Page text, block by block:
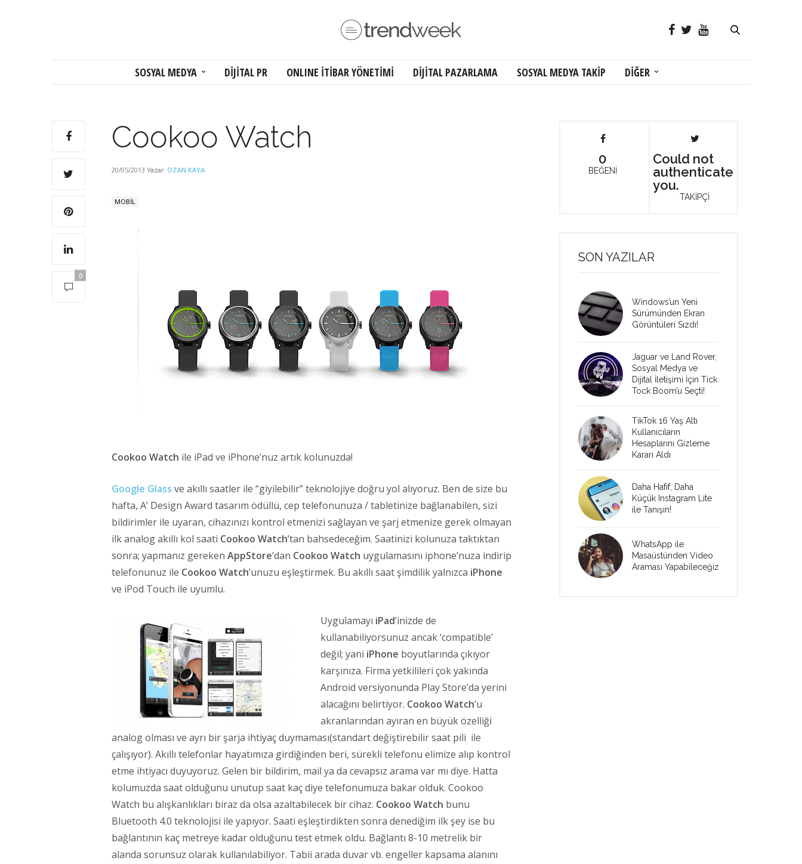
SOSYAL MEDYA DİJİTAL PR ONLINE İTİBAR YÖNETİMİ DİJİTAL PAZARLAMA SOSYAL MEDYA TAKİP DİĞER
0
Cookoo Watch
20/05/2013 Yazar: OZAN KAYA
MOBİL
Cookoo Watch ile iPad ve iPhone’nuz artık kolunuzda!
Google Glass ve akıllı saatler ile “giyilebilir” teknolojiye doğru yol alıyoruz. Ben de size bu
hafta, A’ Design Award tasarım ödüllü, cep telefonunuza / tabletinize bağlanabilen, sizi
bildirimler ile uyaran, cihazınızı kontrol etmenizi sağlayan ve şarj etmenize gerek olmayan
ilk analog akıllı kol saati Cookoo Watch’tan bahsedeceğim. Saatinizi kolunuza taktıktan
sonra; yapmanız gereken AppStore’dan Cookoo Watch uygulamasını iphone’nuza indirip
telefonunuz ile Cookoo Watch’unuzu eşleştirmek. Bu akıllı saat şimdilik yalnızca iPhone
ve iPod Touch ile uyumlu.
Uygulamayı iPad’inizde de
kullanabiliyorsunuz ancak ‘compatible’
değil; yani iPhone boyutlarında çıkıyor
karşınıza. Firma yetkilileri çok yakında
Android versiyonunda Play Store’da yerini
alacağını belirtiyor. Cookoo Watch’u
akranlarından ayıran en büyük özelliği
analog olması ve ayrı bir şarja ihtiyaç duymaması(standart değiştirebilir saat pili ile
çalışıyor). Akıllı telefonlar hayatımıza girdiğinden beri, sürekli telefonu elimize alıp kontrol
etme ihtiyacı duyuyoruz. Gelen bir bildirim, mail ya da cevapsız arama var mı diye. Hatta
kolumuzda saat olduğunu unutup saat kaç diye telefonumuza bakar olduk. Cookoo
Watch bu alışkanlıkları biraz da olsa azaltabilecek bir cihaz. Cookoo Watch bunu
Bluetooth 4.0 teknolojisi ile yapıyor. Saati eşleştirdikten sonra denediğim ilk şey ise bu
bağlantının kaç metreye kadar olduğunu test etmek oldu. Bağlantı 8-10 metrelik bir
alanda sorunsuz olarak kullanılabiliyor. Tabii arada duvar vb. engeller kapsama alanını
0
BEĞENİ
Could not
authenticate
you.
TAKİPÇİ
SON YAZILAR
Windows’un Yeni
Sürümünden Ekran
Görüntüleri Sızdı!
Jaguar ve Land Rover,
Sosyal Medya ve
Dijital İletişimi İçin Tick
Tock Boom’u Seçti!
TikTok 16 Yaş Altı
Kullanıcıların
Hesaplarını Gizleme
Kararı Aldı
Daha Hafif, Daha
Küçük Instagram Lite
ile Tanışın!
WhatsApp ile
Masaüstünden Video
Araması Yapabileceğiz